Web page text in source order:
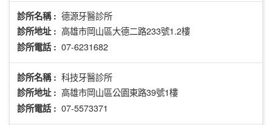
診所名稱 : 德源牙醫診所
診所地址 : 高雄市岡山區大德二路233號1.2樓
診所電話 : 07-6231682
診所名稱 : 科技牙醫診所
診所地址 : 高雄市岡山區公園東路39號1樓
診所電話 : 07-5573371